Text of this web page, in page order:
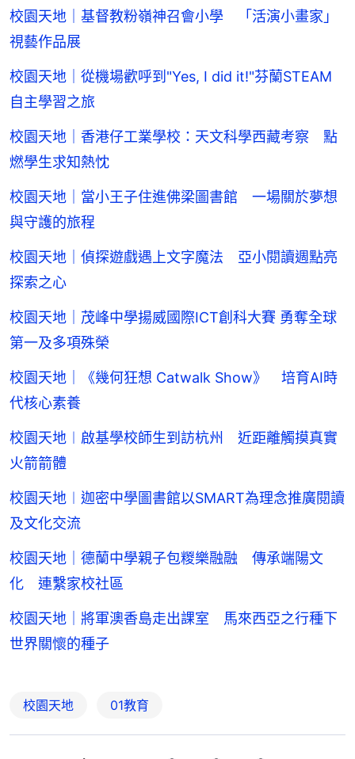
校園天地｜基督教粉嶺神召會小學 「活演小畫家」
視藝作品展
校園天地｜從機場歡呼到"Yes, I did it!"芬蘭STEAM
自主學習之旅
校園天地｜香港仔工業學校：天文科學西藏考察 點
燃學生求知熱忱
校園天地｜當小王子住進佛梁圖書館 一場關於夢想
與守護的旅程
校園天地｜偵探遊戲遇上文字魔法 亞小閱讀週點亮
探索之心
校園天地｜茂峰中學揚威國際ICT創科大賽 勇奪全球
第一及多項殊榮
校園天地｜《幾何狂想 Catwalk Show》 培育AI時
代核心素養
校園天地︱啟基學校師生到訪杭州 近距離觸摸真實
火箭箭體
校園天地︱迦密中學圖書館以SMART為理念推廣閱讀
及文化交流
校園天地｜德蘭中學親子包糉樂融融 傳承端陽文
化 連繫家校社區
校園天地｜將軍澳香島走出課室 馬來西亞之行種下
世界關懷的種子
校園天地 01教育